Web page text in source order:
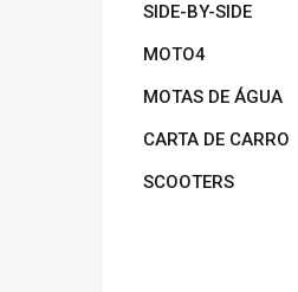
SIDE-BY-SIDE
MOTO4
MOTAS DE ÁGUA
CARTA DE CARRO
SCOOTERS